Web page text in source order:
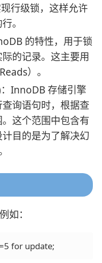
行级锁，这样允许
。
的特性，用于锁
的记录。这主要用
）。
InnoDB 存储引擎
询语句时，根据查
这个范围中包含有
目的是为了解决幻
如：
select * from table where id=5 for update;